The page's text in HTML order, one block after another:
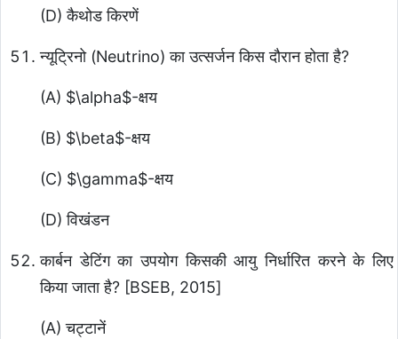
(D) कैथोड किरणें
न्यूट्रिनो (Neutrino) का उत्सर्जन किस दौरान होता है?
(A) $\alpha$-क्षय
(B) $\beta$-क्षय
(C) $\gamma$-क्षय
(D) विखंडन
कार्बन डेटिंग का उपयोग किसकी आयु निर्धारित करने के लिए
किया जाता है? [BSEB, 2015]
(A) चट्टानें